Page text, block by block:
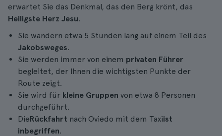
erwartet Sie das Denkmal, das den Berg krönt, das
Heiligste Herz Jesu.
Sie wandern etwa 5 Stunden lang auf einem Teil des
Jakobsweges.
Sie werden immer von einem privaten Führer
begleitet, der Ihnen die wichtigsten Punkte der
Route zeigt.
Sie wird für kleine Gruppen von etwa 8 Personen
durchgeführt.
DieRückfahrt nach Oviedo mit dem Taxiist
inbegriffen.